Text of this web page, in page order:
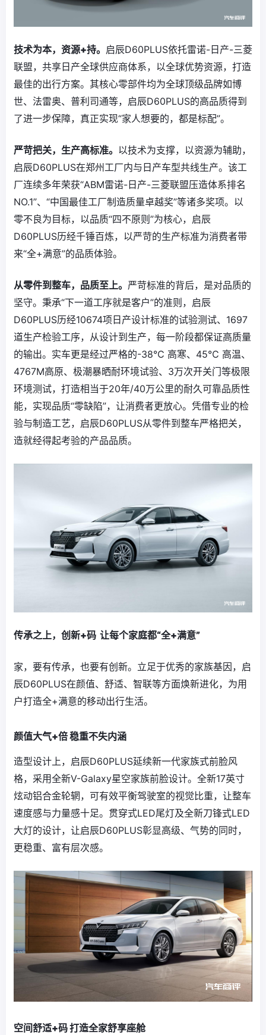
技术为本，资源+持。 启辰D60PLUS依托雷诺-日产-三菱
联盟，共享日产全球供应商体系，以全球优势资源，打造
最佳的出行方案。其核心零部件均为全球顶级品牌如博
世、法雷奥、普利司通等，启辰D60PLUS的高品质得到
了进一步保障，真正实现“家人想要的，都是标配”。
严苛把关，生产高标准。 以技术为支撑，以资源为辅助，
启辰D60PLUS在郑州工厂内与日产车型共线生产。该工
厂连续多年荣获“ABM雷诺-日产-三菱联盟压造体系排名
NO.1”、“中国最佳工厂制造质量卓越奖”等诸多奖项。以
零不良为目标，以品质“四不原则”为核心，启辰
D60PLUS历经千锤百炼，以严苛的生产标准为消费者带
来“全+满意”的品质体验。
从零件到整车，品质至上。 严苛标准的背后，是对品质的
坚守。秉承“下一道工序就是客户”的准则，启辰
D60PLUS历经10674项日产设计标准的试验测试、1697
道生产检验工序，从设计到生产，每一阶段都保证高质量
的输出。实车更是经过严格的-38℃ 高寒、45℃ 高温、
4767M高原、极潮暴晒耐环境试验、3万次开关门等极限
环境测试，打造相当于20年/40万公里的耐久可靠品质性
能，实现品质“零缺陷”，让消费者更放心。凭借专业的检
验与制造工艺，启辰D60PLUS从零件到整车严格把关，
造就经得起考验的产品品质。
传承之上，创新+码 让每个家庭都“全+满意”
家，要有传承，也要有创新。立足于优秀的家族基因，启
辰D60PLUS在颜值、舒适、智联等方面焕新进化，为用
户打造全+满意的移动出行生活。
颜值大气+倍 稳重不失内涵
造型设计上，启辰D60PLUS延续新一代家族式前脸风
格，采用全新V-Galaxy星空家族前脸设计。全新17英寸
炫动铝合金轮辋，可有效平衡驾驶室的视觉比重，让整车
速度感与力量感十足。贯穿式LED尾灯及全新刀锋式LED
大灯的设计，让启辰D60PLUS彰显高级、气势的同时，
更稳重、富有层次感。
空间舒适+码 打造全家舒享座舱